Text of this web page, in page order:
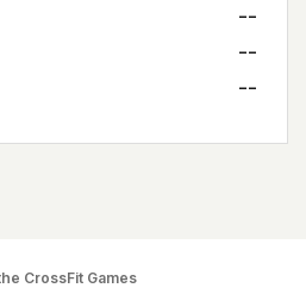
--
--
--
CrossFit Games